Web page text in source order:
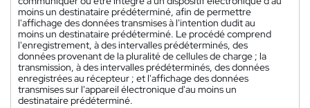
moins un destinataire prédéterminé, afin de permettre
l'affichage des données transmises à l'intention dudit au
moins un destinataire prédéterminé. Le procédé comprend
l'enregistrement, à des intervalles prédéterminés, des
données provenant de la pluralité de cellules de charge ; la
transmission, à des intervalles prédéterminés, des données
enregistrées au récepteur ; et l'affichage des données
transmises sur l'appareil électronique d'au moins un
destinataire prédéterminé.